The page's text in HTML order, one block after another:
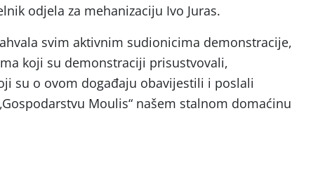
odjela za mehanizaciju Ivo Juras.
svim aktivnim sudionicima demonstracije,
koji su demonstraciji prisustvovali,
su o ovom događaju obavijestili i poslali
Moulis“ našem stalnom domaćinu